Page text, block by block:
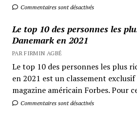
Commentaires sont désactivés
Le top 10 des personnes les
Danemark en 2021
PAR FIRMIN AGBÉ
Le top 10 des personnes les plus
en 2021 est un classement
magazine américain Forbes. Pour
Commentaires sont désactivés